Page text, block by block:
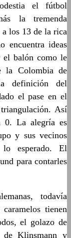
el fútbol
la tremenda
a los 13 de la rica
encuentra ideas
el balón como le
la Colombia de
definición del
el pase en el
Así
0. La alegría es
y sus vecinos
esperado. El
para contarles
todavía
tienen
el golazo de
Klinsmann y